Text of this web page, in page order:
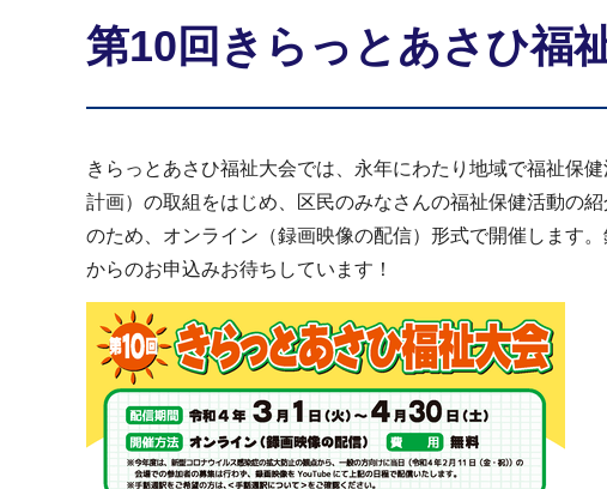
第10回きらっとあさひ福
きらっとあさひ福祉大会では、永年にわたり地域で福祉保
計画）の取組をはじめ、区民のみなさんの福祉保健活動の
のため、オンライン（録画映像の配信）形式で開催します
からのお申込みお待ちしています！